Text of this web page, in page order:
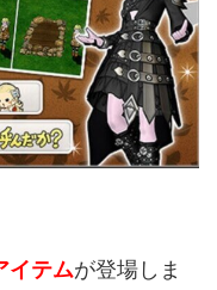
イテムが登場しま